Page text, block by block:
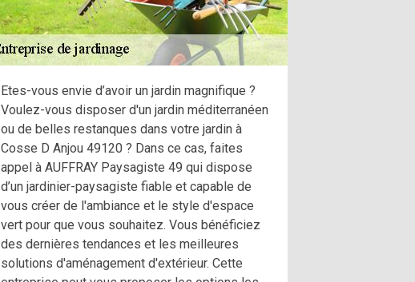
Etes-vous envie d’avoir un jardin magnifique ?
Voulez-vous disposer d'un jardin méditerranéen
ou de belles restanques dans votre jardin à
Cosse D Anjou 49120 ? Dans ce cas, faites
appel à AUFFRAY Paysagiste 49 qui dispose
d’un jardinier-paysagiste fiable et capable de
vous créer de l'ambiance et le style d'espace
vert pour que vous souhaitez. Vous bénéficiez
des dernières tendances et les meilleures
solutions d'aménagement d'extérieur. Cette